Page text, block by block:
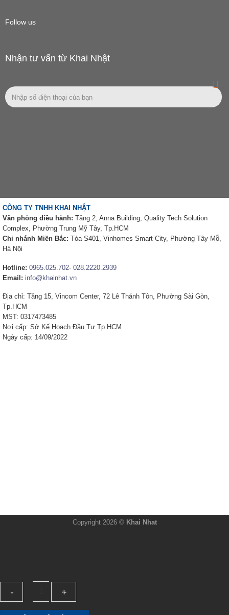
Follow us
Nhận tư vấn từ Khai Nhật
CÔNG TY TNHH KHAI NHẬT
Văn phòng điều hành: Tầng 2, Anna Building, Quality Tech Solution
Complex, Phường Trung Mỹ Tây, Tp.HCM
Chi nhánh Miền Bắc: Tòa S401, Vinhomes Smart City, Phường Tây Mỗ,
Hà Nội
Hotline: 0965.025.702- 028.2220.2939
Email: info@khainhat.vn
Địa chỉ: Tầng 15, Vincom Center, 72 Lê Thánh Tôn, Phường Sài Gòn,
Tp.HCM
MST: 0317473485
Nơi cấp: Sở Kế Hoạch Đầu Tư Tp.HCM
Ngày cấp: 14/09/2022
Copyright 2026 © Khai Nhat